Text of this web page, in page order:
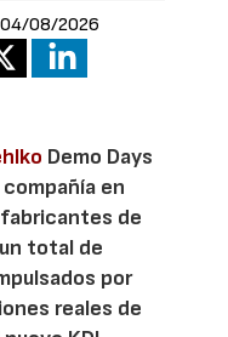
04/08/2026
Demo Days
en
fabricantes de
total de
por
reales de